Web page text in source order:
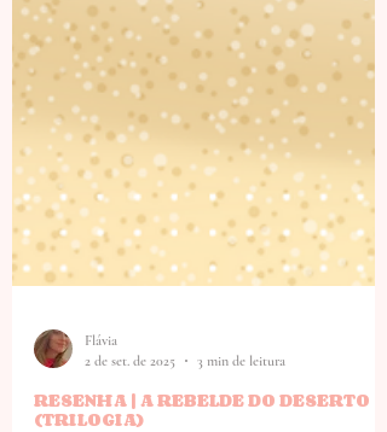
Flávia
2 de set. de 2025